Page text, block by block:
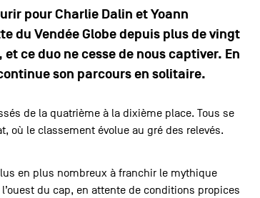
pour Charlie Dalin et Yoann
du Vendée Globe depuis plus de vingt
ce duo ne cesse de nous captiver. En
son parcours en solitaire.
de la quatrième à la dixième place. Tous se
où le classement évolue au gré des relevés.
en plus nombreux à franchir le mythique
du cap, en attente de conditions propices